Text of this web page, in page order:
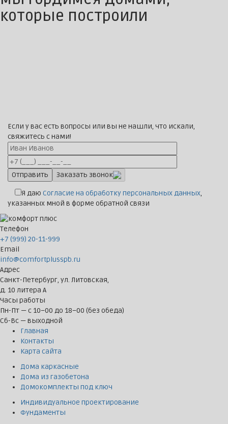
которые построили
Если у вас есть вопросы или вы не нашли, что искали,
свяжитесь с нами!
Заказать звонок
Я даю Согласие на обработку персональных данных,
указанных мной в форме обратной связи
Телефон
+7 (999) 20-11-999
Email
info@comfortplusspb.ru
Адрес
Санкт-Петербург, ул. Литовская,
д. 10 литера А
Часы работы
Пн-Пт — с 10–00 до 18–00 (без обеда)
Сб-Вс — выходной
Главная
Контакты
Карта сайта
Дома каркасные
Дома из газобетона
Домокомплекты под ключ
Индивидуальное проектирование
Фундаменты